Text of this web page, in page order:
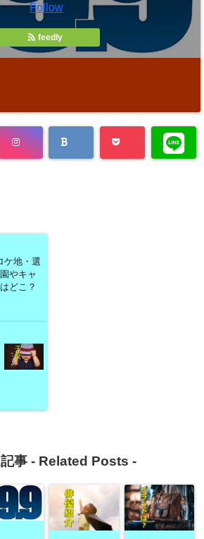
Follow
feedly
ケ地・選
やキャ
どこ？
事 - Related Posts -